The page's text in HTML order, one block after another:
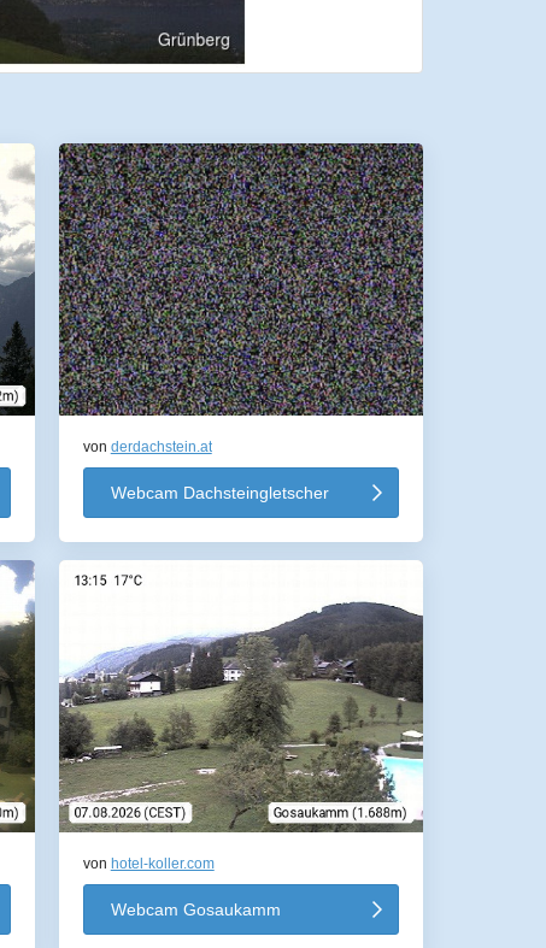
von derdachstein.at
Webcam Dachsteingletscher
von hotel-koller.com
Webcam Gosaukamm